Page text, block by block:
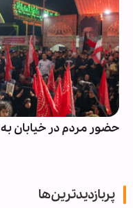
حضور مردم در خیابان به ۱۶۱ شب رسید
پربازدیدترین‌ها